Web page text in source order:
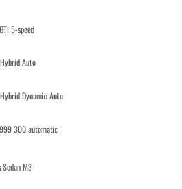
5-speed
Auto
Dynamic Auto
300 automatic
M3